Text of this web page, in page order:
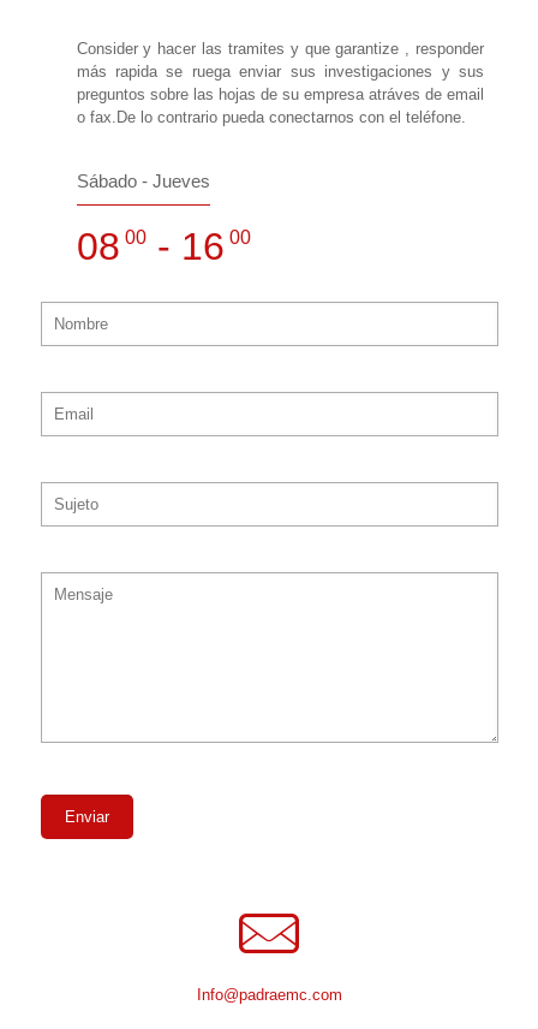
Consider y hacer las tramites y que garantize , responder
más rapida se ruega enviar sus investigaciones y sus
preguntos sobre las hojas de su empresa atráves de email
o fax.De lo contrario pueda conectarnos con el teléfone.
Sábado - Jueves
08 00- 16 00
Info@padraemc.com